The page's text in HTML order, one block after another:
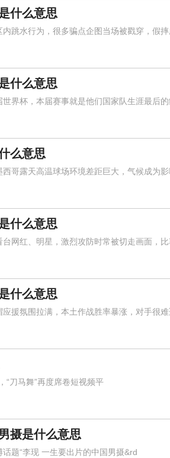
什么意思
水行为，很多骗点企图当场被戳穿，假摔
什么意思
杯，本届赛事就是他们国家队生涯最后的
么意思
露天高温球场环境差距巨大，气候成为影
什么意思
红、明星，激烈攻防时常被切走画面，比
什么意思
氛围拉满，本土作战胜率暴涨，对手很难
马舞”再度席卷短视频平
摄是什么意思
“李现 一生要出片的中国男摄&rd